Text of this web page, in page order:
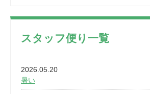
スタッフ便り一覧
2026.05.20
暑い